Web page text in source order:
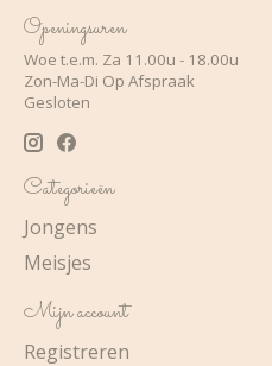
Openingsuren
Woe t.e.m. Za 11.00u - 18.00u
Zon-Ma-Di Op Afspraak
Gesloten
Categorieën
Jongens
Meisjes
Mijn account
Registreren